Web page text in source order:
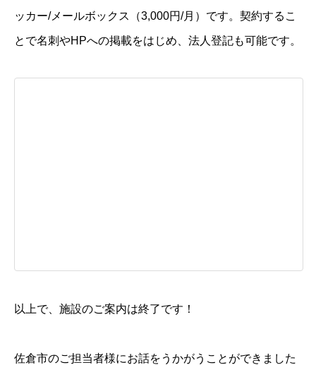
ッカー/メールボックス（3,000円/月）です。契約するこ
とで名刺やHPへの掲載をはじめ、法人登記も可能です。
以上で、施設のご案内は終了です！
佐倉市のご担当者様にお話をうかがうことができました